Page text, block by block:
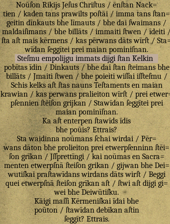
Noūſon Rikijs Jeſus Chriſtus/ ēnſtan Nack=
tien/kaden tans prawilts poſtāi/imma tans ſtan=
geitin dīnkauts bhe līmauts/bhe dai ſwaimans/
maldaiſimans/bhe billāts/immaiti ſtwen/īdeiti
ſta aſt mais kērmens/kas pērwans dāts wīrſt/
wīdan ſeggītei prei maian pominiſnan.
Steſmu empolijgu immats dijgi ſtan Kelkin
pobītas īdin/Dinkauts/bhe dai ſtan ſteimans bhe
billāts/Jmaiti ſtwen/bhe poieiti wiſſai iſſteſmu/
Schis kelks aſt ſtas nauns Teſtaments en maian
krawian/kas perwans pralieiton wīrſt/prei
pſennien ſtēiſon grijkan/Stawīdan ſeggītei prei
maian pominīſnan.
Ka aſt enterpen ſtawīds īdis
bhe poūis?Ettrais?
Sta waidinna noūmans ſchai wirdai/Pēr=
wans dāton bhe prolieiton prei etwerpſenninn ſtēi=
ſon grīkan/Jſſprettīngi/kai noūmas en Sacra=
menten etwerpſnā ſteiſon grikan/gijwan bhe Dei=
wutiſkai praſtawīdans wirdans dāts wirſt/Beggi
quei etwerpſnā ſteiſon grīkan aſt/ ſtwi aſt dijgi gi=
wei bhe Deiwūtiſku.
Kāigi maſſi Kērmeniſkai īdai bhe
poūton/ſtawīdan debīkan aſtin
ſeggīt?Ettrais.